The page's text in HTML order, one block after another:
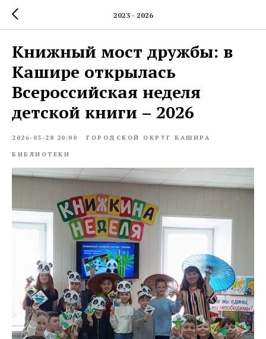
2023 - 2026
Книжный мост дружбы: в
Кашире открылась
Всероссийская неделя
детской книги – 2026
2026-03-28 20:00 ГОРОДСКОЙ ОКРУГ КАШИРА
БИБЛИОТЕКИ